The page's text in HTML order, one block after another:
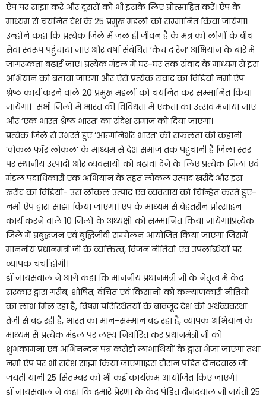
ऐप पर साझा करें और दूसरों को भी इसके लिए प्रोत्साहित करें। ऐप के
माध्यम से चयनित देश के 25 प्रमुख मंडलों को सम्मानित किया जायेगा।
उन्होंने कहा कि प्रत्येक जिले में जल ही जीवन है के मंत्र को लोगों के बीच
सेवा स्वरूप पहुंचाया जाए और वर्षा संबंधित ’कैच द रेन’ अभियान के बारे में
जागरूकता बढाई जाए। प्रत्येक मंडल में घर-घर तक संवाद के माध्यम से इस
अभियान को बताया जाएगा और ऐसे प्रत्येक संवाद का विडियो नमो ऐप
श्रेष्ठ कार्य करने वाले 20 प्रमुख मंडलों को चयनित कर सम्मानित किया
जायेगा। सभी जिलों में भारत की विविधता में एकता का उत्सव मनाया जाए
और ’एक भारत श्रेष्ठ भारत’ का संदेश समाज को दिया जाएगा।
प्रत्येक जिले से उभरते हुए ’आत्मनिर्भर भारत’ की सफलता की कहानी
’वोकल फॉर लोकल’ के माध्यम से देश समाज तक पहुंचानी है जिला स्तर
पर स्थानीय उत्पादों और व्यवसायों को बढ़ावा देने के लिए प्रत्येक जिला एवं
मंडल पदाधिकारी एक अभियान के तहत लोकल उत्पाद खरीदें और इस
खरीद का विडियो- उस लोकल उत्पाद एवं व्यवसाय को चिन्हित करते हुए-
नमो ऐप द्वारा साझा किया जाएगा। एप के माध्यम से बेहतरीन प्रोत्साहन
कार्य करने वाले 10 जिलों के अध्यक्षों को सम्मानित किया जायेगा।प्रत्येक
जिले में प्रबुद्धजन एवं बुद्धिजीवी सम्मेलन आयोजित किया जाएगा जिसमें
माननीय प्रधानमंत्री जी के व्यक्तित्व, विजन नीतियों एवं उपलब्धियों पर
व्यापक चर्चा होगी।
डॉ जायसवाल ने आगे कहा कि माननीय प्रधानमंत्री जी के नेतृत्व में केंद्र
सरकार द्वारा गरीब, शोषित, वंचित एवं किसानों को कल्याणकारी नीतियों
का लाभ मिल रहा है, विषम परिस्थितयों के बावजूद देश की अर्थव्यवस्था
तेजी से बढ़ रही है, भारत का मान-सम्मान बढ़ रहा है, व्यापक अभियान के
माध्यम से प्रत्येक मंडल पर लक्ष्य निर्धारित कर प्रधानमंत्री जी को
शुभकामना एवं अभिनन्दन पत्र करोड़ो लाभाथियों के द्वारा भेजा जाएगा तथा
नमो ऐप पर भी संदेश साझा किया जाएगा।इस दौरान पंडित दीनदयाल जी
जयंती यानी 25 सितम्बर को भी कई कार्यक्रम आयोजित किए जाएंगे।
डॉ जायसवाल ने कहा कि हमारे प्रेरणा के केंद्र पंडित दीनदयाल जी जयंती 25